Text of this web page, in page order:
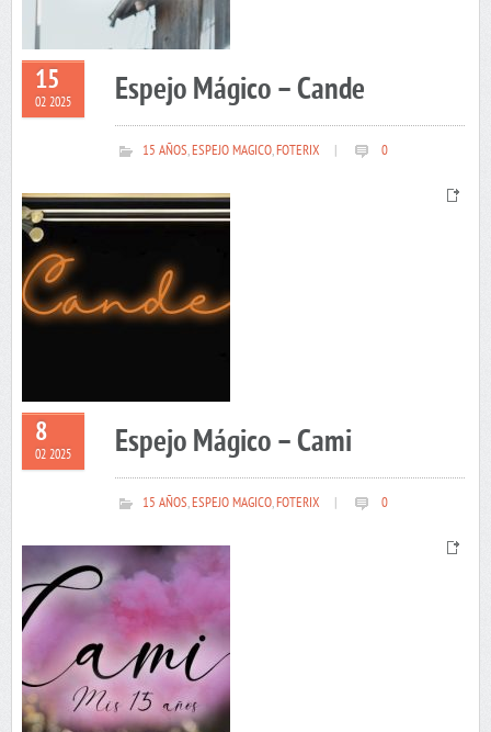
15
02 2025 Espejo Mágico – Cande
15 AÑOS,ESPEJO MAGICO,FOTERIX 0
8
02 2025 Espejo Mágico – Cami
15 AÑOS,ESPEJO MAGICO,FOTERIX 0